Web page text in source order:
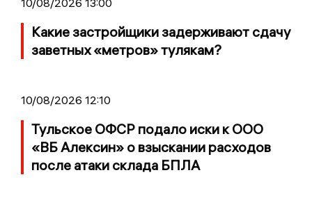
10/08/2026 13:00
Какие застройщики задерживают сдачу
заветных «метров» тулякам?
10/08/2026 12:10
Тульское ОФСР подало иски к ООО
«ВБ Алексин» о взыскании расходов
после атаки склада БПЛА